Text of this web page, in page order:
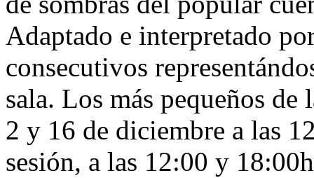
Adaptado e interpretado
consecutivos
sala. Los más pequeños
2 y 16 de diciembre a las
sesión, a las 12:00 y